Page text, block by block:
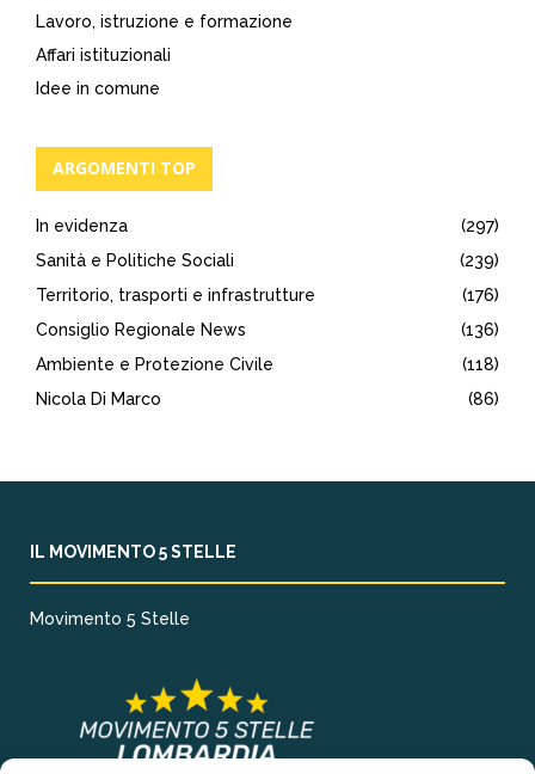
Lavoro, istruzione e formazione
Affari istituzionali
Idee in comune
ARGOMENTI TOP
In evidenza
(297)
Sanità e Politiche Sociali
(239)
Territorio, trasporti e infrastrutture
(176)
Consiglio Regionale News
(136)
Ambiente e Protezione Civile
(118)
Nicola Di Marco
(86)
IL MOVIMENTO 5 STELLE
Movimento 5 Stelle